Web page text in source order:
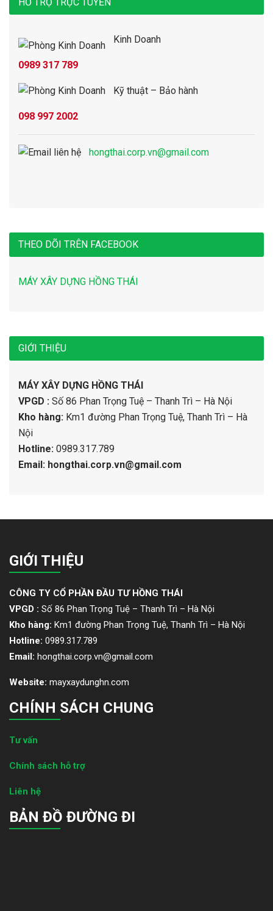
Kinh Doanh
0989 317 789
Kỹ thuật – Bảo hành
098 997 2002
hongthai.corp.vn@gmail.com
THEO DÕI TRÊN FACEBOOK
MÁY XÂY DỰNG HỒNG THÁI
GIỚI THIỆU
MÁY XÂY DỰNG HỒNG THÁI
VPGD : Số 86 Phan Trọng Tuệ – Thanh Trì – Hà Nội
Kho hàng: Km1 đường Phan Trọng Tuệ, Thanh Trì – Hà
Nội
Hotline: 0989.317.789
Email: hongthai.corp.vn@gmail.com
GIỚI THIỆU
CÔNG TY CỔ PHẦN ĐẦU TƯ HỒNG THÁI
VPGD : Số 86 Phan Trọng Tuệ – Thanh Trì – Hà Nội
Kho hàng: Km1 đường Phan Trọng Tuệ, Thanh Trì – Hà Nội
Hotline: 0989.317.789
Email: hongthai.corp.vn@gmail.com
Website: mayxaydunghn.com
CHÍNH SÁCH CHUNG
Tư vấn
Chính sách hỗ trợ
Liên hệ
BẢN ĐỒ ĐƯỜNG ĐI